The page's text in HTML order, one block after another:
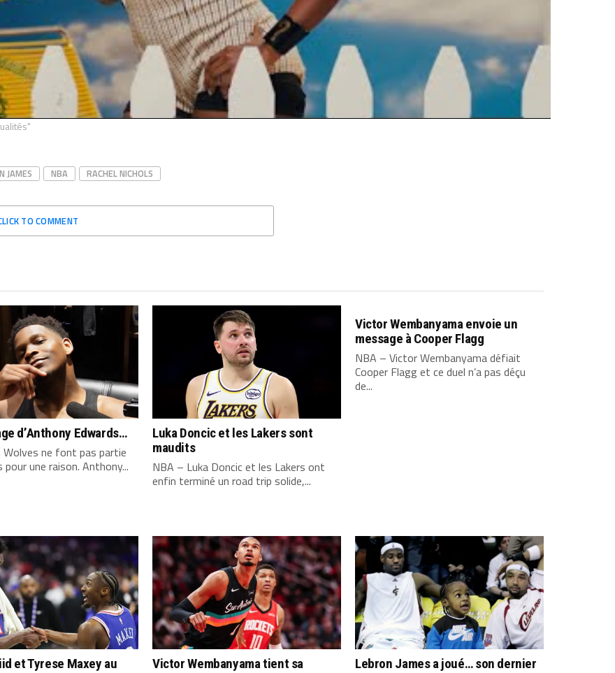
de haute voltige :
possession de la
avec Lebron James
Wade à la prod
LeBron James et Dwyane Wade
auraient poussé James Harden à
briser le big 3 du Thunder
juin 27, 2022
Dans "Actualités"
JAMES NBA RACHEL NICHOLS
TO COMMENT
d’Anthony Edwards…
Wolves ne font pas partie
une raison. Anthony...
Luka Doncic et les Lakers sont
maudits
NBA – Luka Doncic et les Lakers ont
enfin terminé un road trip solide,...
Victor Wembanyama envoie un
message à Cooper Flagg
NBA – Victor Wembanyama défiait
Cooper Flagg et ce duel n’a pas déçu
de...
et Tyrese Maxey au
Victor Wembanyama tient sa
Lebron James a joué… son dernier